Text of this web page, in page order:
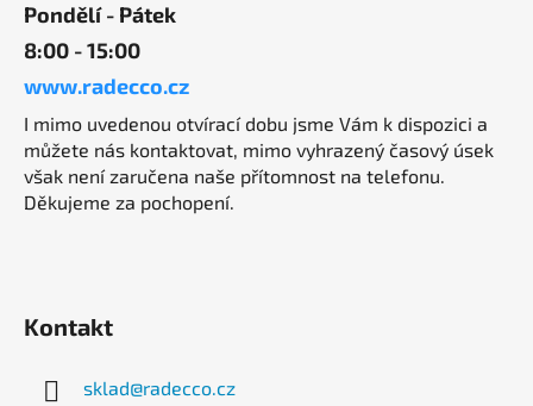
Pondělí - Pátek
8:00 - 15:00
www.radecco.cz
I mimo uvedenou otvírací dobu jsme Vám k dispozici a
můžete nás kontaktovat, mimo vyhrazený časový úsek
však není zaručena naše přítomnost na telefonu.
Děkujeme za pochopení.
Kontakt
sklad@radecco.cz